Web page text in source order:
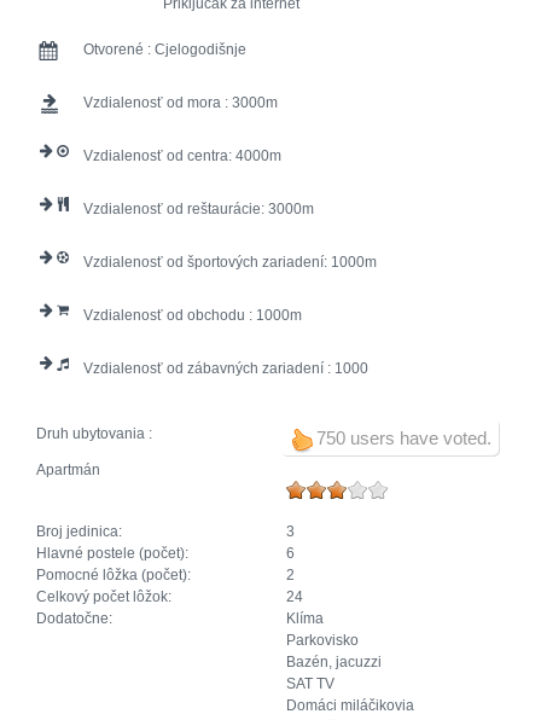
Priključak za internet
Otvorené : Cjelogodišnje
Vzdialenosť od mora : 3000
Vzdialenosť od centra: 4000
Vzdialenosť od reštaurácie: 3000
Vzdialenosť od športových zariadení: 1000
Vzdialenosť od obchodu : 1000
Vzdialenosť od zábavných zariadení : 1000
750 users have voted.
Druh ubytovania :
Apartmán
Broj jedinica:
3
Hlavné postele (počet):
6
Pomocné lôžka (počet):
2
Celkový počet lôžok:
24
Dodatočne:
Klíma
Parkovisko
Bazén, jacuzzi
SAT TV
Domáci miláčikovia